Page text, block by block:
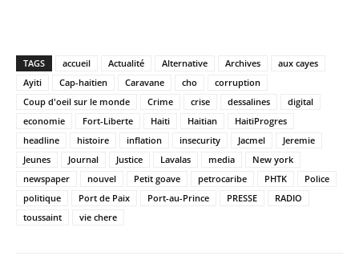
TAGS accueil Actualité Alternative Archives
aux cayes
Ayiti
Cap-haitien Caravane cho
corruption
Coup d'oeil sur le monde
Crime crise dessalines
digital
economie
Fort-Liberte Haiti Haitian
HaitiProgres
headline
histoire inflation insecurity Jacmel
Jeremie
Jeunes
Journal Justice Lavalas media
New york
newspaper
nouvel Petit goave petrocaribe PHTK
Police
politique
Port de Paix Port-au-Prince PRESSE
RADIO
toussaint
vie chere